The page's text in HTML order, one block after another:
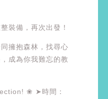
裝備，再次出發！
擁抱森林，找尋心
成為你我難忘的教
❀ ➤時間：